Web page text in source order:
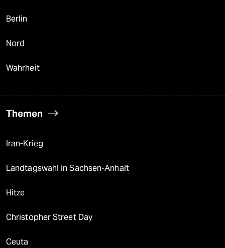
Berlin
Nord
Wahrheit
Themen
Iran-Krieg
Landtagswahl in Sachsen-Anhalt
Hitze
Christopher Street Day
Ceuta